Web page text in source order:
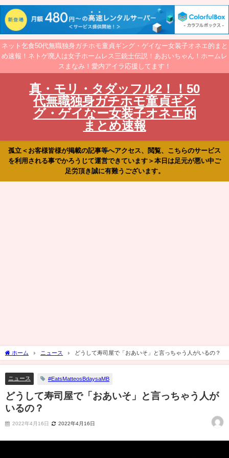
ネット乞食50代無職独身ガチホモ童貞ギング・ゲイなー女装子オネエ的まと
め速報！ネトゲ廃人は女子ホームレス三銃士伝説！あおいちゃん！ホームレ
スまなみ！愛内アイラ応援してます！
真・モリ・タダッフル2！！50
代無職独身ガチホモ童貞ギン
グ・ゲイなー女装子オネエ的
まとめ速報
孤立＜お客様皆様が掲載の記事等へアクセス、閲覧、こちらのサービス
を利用される事でかろうじて運営できています＞本日は足元が悪い中ご
足労頂き誠に有難うございます。
ホーム ニュース どうして寿司屋で「おあいそ」と言っちゃう人がいるの？
ニュース #EatsMatteosBdaysaMB
どうして寿司屋で「おあいそ」と言っちゃう人が
いるの？
2022年4月16日 2022年4月16日